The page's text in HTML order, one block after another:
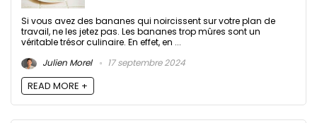
Si vous avez des bananes qui noircissent sur votre plan de
travail, ne les jetez pas. Les bananes trop mûres sont un
véritable trésor culinaire. En effet, en ...
Julien Morel
17 septembre 2024
READ MORE +